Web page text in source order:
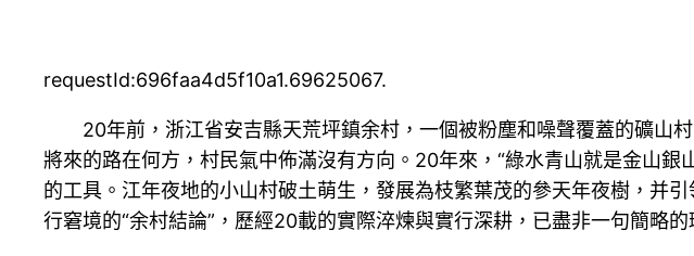
requestId:696faa4d5f10a1.69625067.
20年前，浙江省安吉縣天荒坪鎮余村，一個被粉塵和噪聲覆蓋的礦山
將來的路在何方，村民氣中佈滿沒有方向。20年來，“綠水青山就是金山
的工具。江年夜地的小山村破土萌生，發展為枝繁葉茂的參天年夜樹，并
行窘境的“余村結論”，歷經20載的實際淬煉與實行深耕，已盡非一句簡略的